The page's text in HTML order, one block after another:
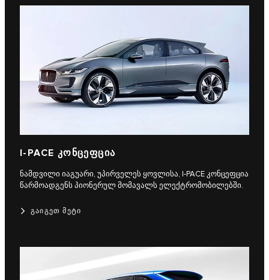
I‑PACE ᲙᲝᲜᲪᲔᲤᲪᲘᲐ
ნამდვილი იაგუარი, უპირველეს ყოვლისა, I‑PACE კონცეფცია
წარმოადგენს პიონერულ მომავალს ელექტრომობილებში.
ᲒᲐᲘᲒᲔᲗ ᲛᲔᲢᲘ